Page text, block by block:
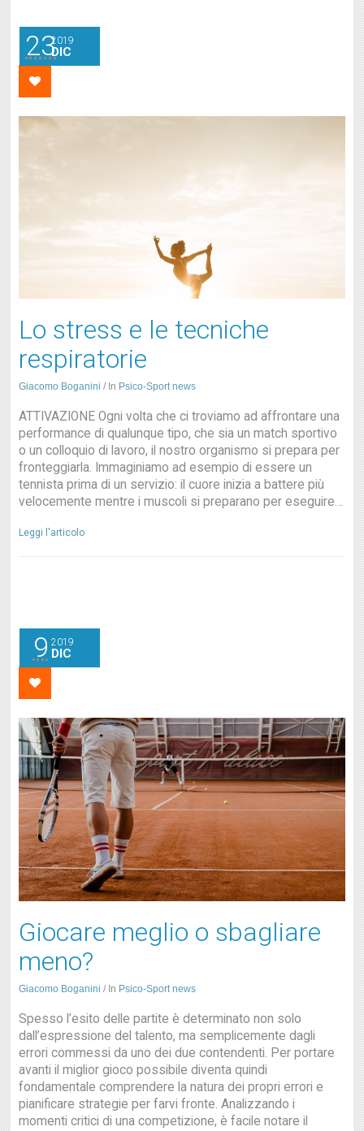
232019
DIC
Lo stress e le tecniche
respiratorie
Giacomo Boganini / In Psico-Sport news
ATTIVAZIONE Ogni volta che ci troviamo ad affrontare una
performance di qualunque tipo, che sia un match sportivo
o un colloquio di lavoro, il nostro organismo si prepara per
fronteggiarla. Immaginiamo ad esempio di essere un
tennista prima di un servizio: il cuore inizia a battere più
velocemente mentre i muscoli si preparano per eseguire…
Leggi l'articolo
9 2019
DIC
Giocare meglio o sbagliare
meno?
Giacomo Boganini / In Psico-Sport news
Spesso l’esito delle partite è determinato non solo
dall’espressione del talento, ma semplicemente dagli
errori commessi da uno dei due contendenti. Per portare
avanti il miglior gioco possibile diventa quindi
fondamentale comprendere la natura dei propri errori e
pianificare strategie per farvi fronte. Analizzando i
momenti critici di una competizione, è facile notare il